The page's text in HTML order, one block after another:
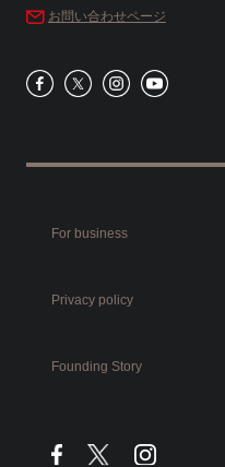
お問い合わせページ
For business
Privacy policy
Founding Story